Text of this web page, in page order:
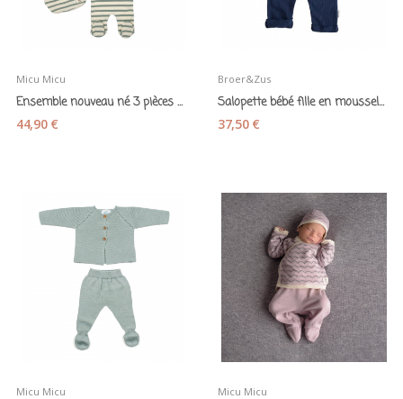
Micu Micu
Ensemble nouveau né 3 pièces en coton bio + sac...
44,90 €
Broer&Zus
Salopette bébé fille en mousseline de coton bio...
37,50 €
Micu Micu Micu Micu